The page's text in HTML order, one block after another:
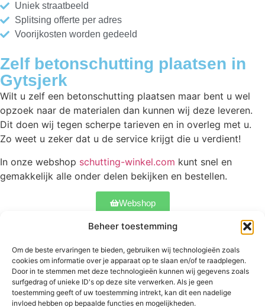
Beheer toestemming
Om de beste ervaringen te bieden, gebruiken wij technologieën zoals
cookies om informatie over je apparaat op te slaan en/of te raadplegen.
Door in te stemmen met deze technologieën kunnen wij gegevens zoals
surfgedrag of unieke ID's op deze site verwerken. Als je geen
toestemming geeft of uw toestemming intrekt, kan dit een nadelige
invloed hebben op bepaalde functies en mogelijkheden.
Uniek straatbeeld
Splitsing offerte per adres
Voorijkosten worden gedeeld
Zelf betonschutting plaatsen in
Gytsjerk
Wilt u zelf een betonschutting plaatsen maar bent u wel
opzoek naar de materialen dan kunnen wij deze leveren.
Dit doen wij tegen scherpe tarieven en in overleg met u.
Zo weet u zeker dat u de service krijgt die u verdient!
In onze webshop schutting-winkel.com kunt snel en
gemakkelijk alle onder delen bekijken en bestellen.
Webshop
Contact
Abtstraat 17
5504 CH
Veldhoven
Onze schuttingen
Betonschutting
Standaard schutting
Luxe schutting
Meer informatie
Veelgestelde vragen
Bekijk ons werk